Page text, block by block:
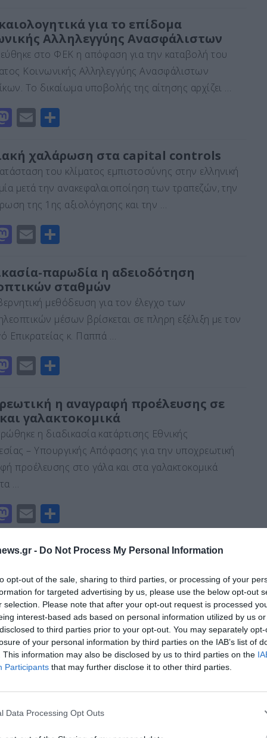
- Do Not Process My Personal Information
opt-out of the sale, sharing to third parties, or processing of your
for targeted advertising by us, please use the below opt-out
selection. Please note that after your opt-out request is processed
interest-based ads based on personal information utilized by us
to third parties prior to your opt-out. You may separately
of your personal information by third parties on the IAB’s list of
This information may also be disclosed by us to third parties on the
Participants that may further disclose it to other third parties.
Data Processing Opt Outs
Διαχείριση Συγκατάθεσης
την καλύτερη εμπειρία, χρησιμοποιούμε τεχνολογίες όπως cookies για
θα μας επιτρέψει να επεξεργαστούμε δεδομένα προσωπικού
ή η ανάκληση της συγκατάθεσης, μπορεί να επηρεάσει
st
o
d
o
ai
l
ρ
α
σ
τε
ίτ
για το επίδομα
Αλληλεγγύης Ανασφάλιστων
στο ΦΕΚ η απόφαση για την καταβολή του
Κοινωνικής Αλληλεγγύης Ανασφάλιστων
Το δικαίωμα υποβολής της αίτησης αρχίζει …
M
st
o
d
o
n
E
ai
l
ρ
α
σ
τε
χαλάρωση στα capital controls
του κλίματος εμπιστοσύνης στην ελληνική
μετά την ανακεφαλαιοποίηση των τραπεζών, την
της 1ης αξιολόγησης και την …
M
st
o
d
o
E
ai
l
ρ
α
σ
τε
ίτ
παρωδία η αδειοδότηση
σταθμών
μεθόδευση για τον έλεγχο των
μέσων βρίσκεται σε πληρη εξέλιξη με τον
Επικρατείας κ. Παππά …
M
st
o
d
o
n
E
ai
l
ρ
α
σ
τε
ίτ
η αναγραφή προέλευσης σε
γαλακτοκομικά
η διαδικασία κατάρτισης Εθνικής
– Υπουργικής Απόφασης για την υποχρεωτική
προέλευσης στο γάλα και στα γαλακτοκομικά
…
M
a
st
o
d
o
n
E
m
ai
οι
ρ
α
σ
τε
ίτ
ε
Κτηνοτρόφων για την Οζώδη
Κτηνιατρικής της Περιφέρειας Θεσσαλίας
τους κτηνοτρόφους της Π.Ε. Λάρισας, ότι το
Αγροτικής Ανάπτυξης και Τροφίμων αποφάσισε …
M
a
d
E
m
Μ
οι
σ
παραγωγούς ο όρος «φέτα»
και μόνο για τους πραγματικούς Έλληνες